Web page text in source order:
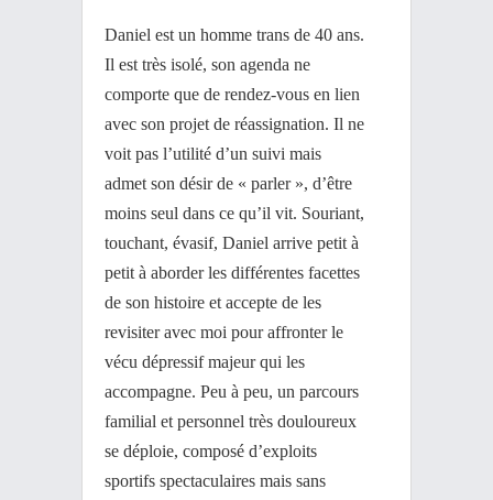
Daniel est un homme trans de 40 ans.
Il est très isolé, son agenda ne
comporte que de rendez-vous en lien
avec son projet de réassignation. Il ne
voit pas l’utilité d’un suivi mais
admet son désir de « parler », d’être
moins seul dans ce qu’il vit. Souriant,
touchant, évasif, Daniel arrive petit à
petit à aborder les différentes facettes
de son histoire et accepte de les
revisiter avec moi pour affronter le
vécu dépressif majeur qui les
accompagne. Peu à peu, un parcours
familial et personnel très douloureux
se déploie, composé d’exploits
sportifs spectaculaires mais sans